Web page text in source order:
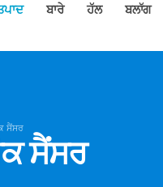
ਬਾਰੇ ਹੱਲ ਬਲਾੱਗ
ਸੈਂਸਰ
ਸੈਂਸਰ